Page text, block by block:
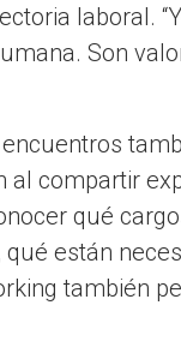
laboral.
Son
al compartir
qué
están
también